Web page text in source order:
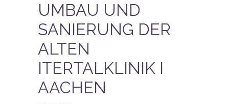
UMBAU UND
SANIERUNG DER
ALTEN
ITERTALKLINIK I
AACHEN